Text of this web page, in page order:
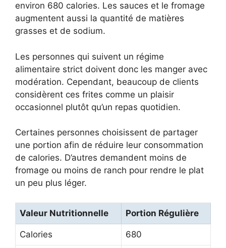
environ 680 calories. Les sauces et le fromage
augmentent aussi la quantité de matières
grasses et de sodium.
Les personnes qui suivent un régime
alimentaire strict doivent donc les manger avec
modération. Cependant, beaucoup de clients
considèrent ces frites comme un plaisir
occasionnel plutôt qu’un repas quotidien.
Certaines personnes choisissent de partager
une portion afin de réduire leur consommation
de calories. D’autres demandent moins de
fromage ou moins de ranch pour rendre le plat
un peu plus léger.
Valeur Nutritionnelle Portion Régulière
Calories 680